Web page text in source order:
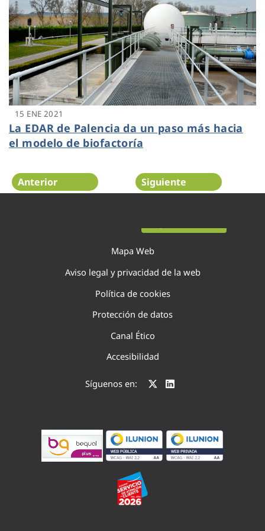
15 ENE 2021
La EDAR de Palencia da un paso más hacia
el modelo de biofactoría
Anterior Siguiente
Mapa Web
Aviso legal y privacidad de la web
Política de cookies
Protección de datos
Canal Ético
Accesibilidad
Síguenos en: